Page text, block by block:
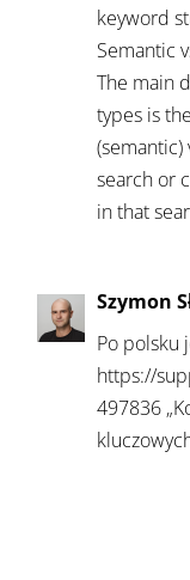
keyword
Semantic
The main
types is
(semantic)
search or
in that
Szymon
Po polsku
https://
497836